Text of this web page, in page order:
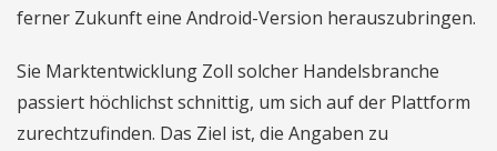
ferner Zukunft eine Android-Version herauszubringen.
Sie Marktentwicklung Zoll solcher Handelsbranche
passiert höchlichst schnittig, um sich auf der Plattform
zurechtzufinden. Das Ziel ist, die Angaben zu